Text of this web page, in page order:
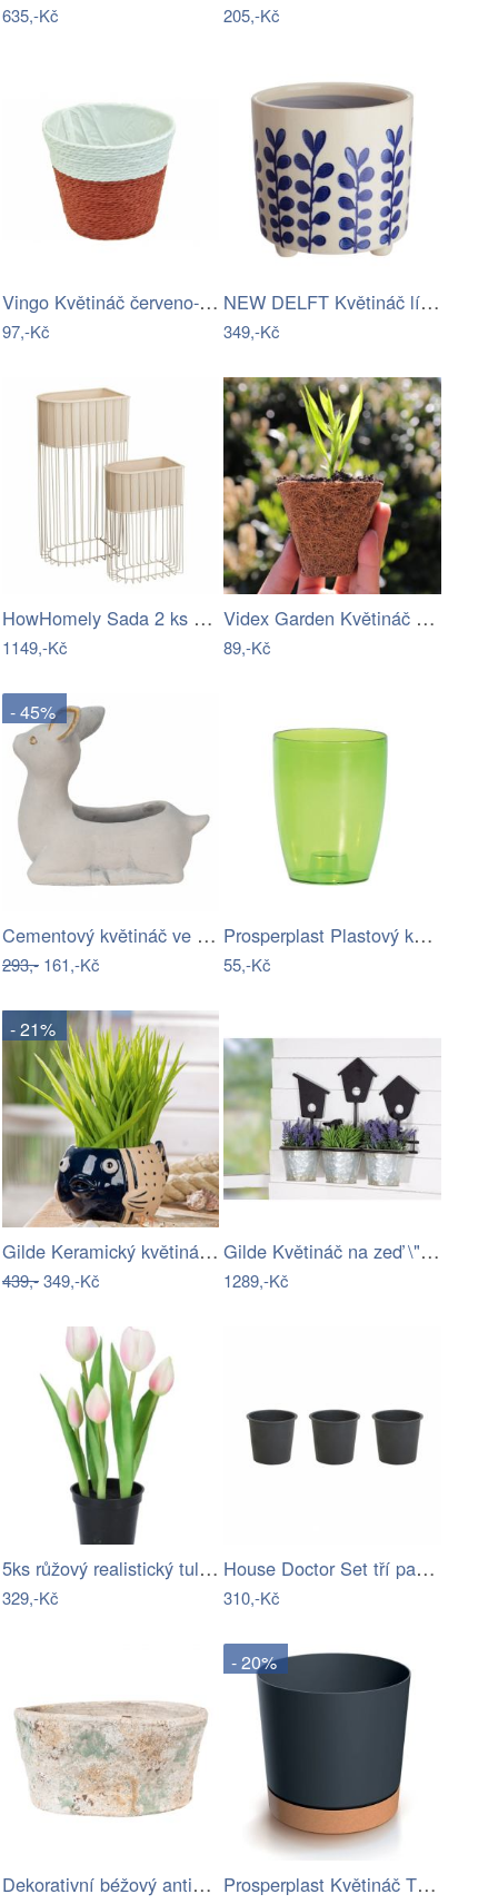
635,-Kč 205,-Kč
Vingo Květináč červeno-bílý s…
97,-Kč
NEW DELFT Květináč lístky 13,5 cm
349,-Kč
HowHomely Sada 2 ks květináčů se…
1149,-Kč
Videx Garden Květináč z kokosového…
89,-Kč
- 45%
Cementový květináč ve tvaru srnečky -…
293,- 161,-Kč
Prosperplast Plastový květináč na…
55,-Kč
- 21%
Gilde Keramický květináč s rybou Kjell,…
439,-349,-Kč
Gilde Květináč na zeď \"Vogelhaus\"
1289,-Kč
5ks růžový realistický tulipán Tulips v…
329,-Kč
House Doctor Set tří papírových…
310,-Kč
Dekorativní béžový antik terakotový…
- 20%
Prosperplast Květináč TUBOS PM s miskou…